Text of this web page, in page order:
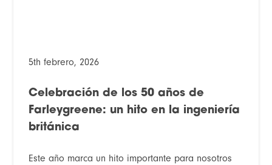
5th febrero, 2026
Celebración de los 50 años de
Farleygreene: un hito en la ingeniería
británica
Este año marca un hito importante para nosotros